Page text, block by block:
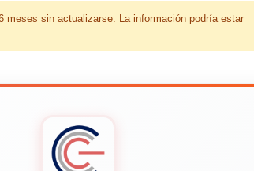
meses sin actualizarse. La información podría estar